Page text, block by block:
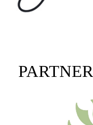
PARTNER